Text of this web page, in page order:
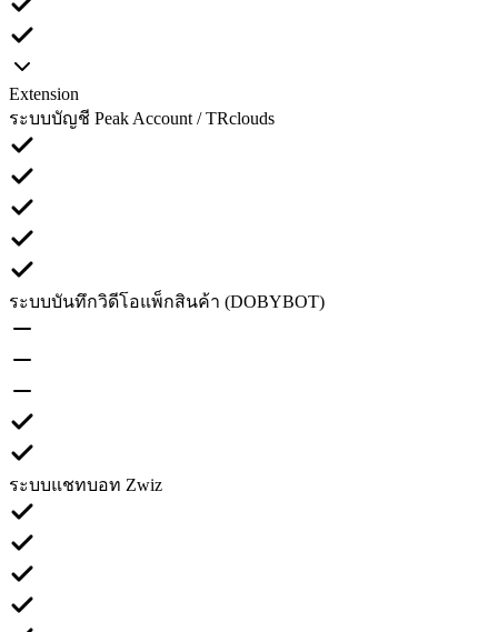
Extension
ระบบบัญชี Peak Account / TRclouds
ระบบบันทึกวิดีโอแพ็กสินค้า (DOBYBOT)
ระบบแชทบอท Zwiz